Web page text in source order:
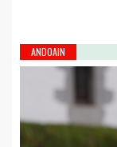
ANDOAIN